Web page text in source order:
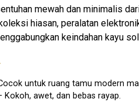
mewah dan minimalis
hiasan, peralatan
keindahan kayu
untuk ruang tamu modern
awet, dan bebas rayap.